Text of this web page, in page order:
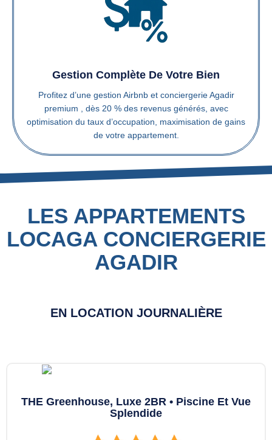
Gestion Complète De Votre Bien
Profitez d’une gestion Airbnb et conciergerie Agadir
premium , dès 20 % des revenus générés, avec
optimisation du taux d’occupation, maximisation de gains
de votre appartement.
LES APPARTEMENTS
LOCAGA CONCIERGERIE
AGADIR
EN LOCATION JOURNALIÈRE
THE Greenhouse, Luxe 2BR • Piscine Et Vue
Splendide